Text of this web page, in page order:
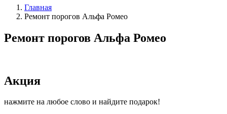
Главная
Ремонт порогов Альфа Ромео
Ремонт порогов Альфа Ромео
Акция
нажмите на любое слово и найдите подарок!